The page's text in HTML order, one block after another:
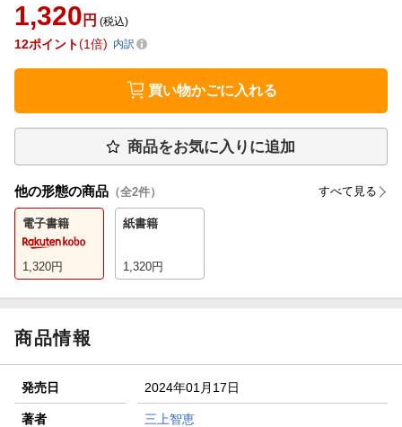
1,320 円 (税込)
12ポイント 1倍 内訳
買い物かごに入れる
商品をお気に入りに追加
他の形態の商品 （全2件） すべて見る
電子書籍
1,320円
紙書籍
1,320円
商品情報
発売日 2024年01月17日
著者 三上智恵